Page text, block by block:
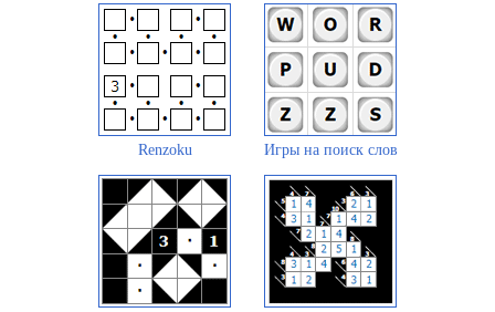
Renzoku Игры на поиск слов